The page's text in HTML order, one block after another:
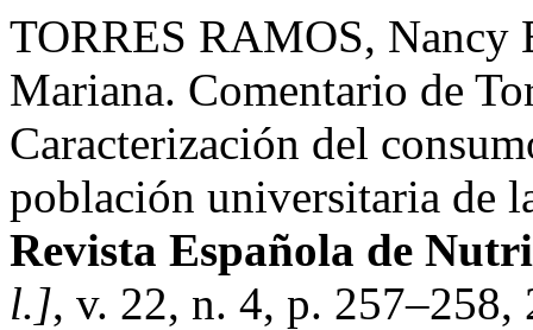
TORRES RAMOS,
Mariana. Comentario de
Caracterización del
población universitaria de
Revista Española de
l.], v. 22, n. 4, p.